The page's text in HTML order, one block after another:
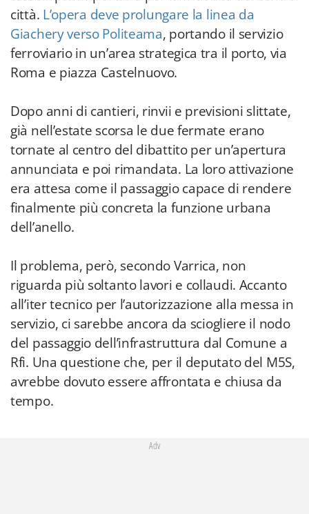
città. L’opera deve prolungare la linea da
Giachery verso Politeama, portando il servizio
ferroviario in un’area strategica tra il porto, via
Roma e piazza Castelnuovo.
Dopo anni di cantieri, rinvii e previsioni slittate,
già nell’estate scorsa le due fermate erano
tornate al centro del dibattito per un’apertura
annunciata e poi rimandata. La loro attivazione
era attesa come il passaggio capace di rendere
finalmente più concreta la funzione urbana
dell’anello.
Il problema, però, secondo Varrica, non
riguarda più soltanto lavori e collaudi. Accanto
all’iter tecnico per l’autorizzazione alla messa in
servizio, ci sarebbe ancora da sciogliere il nodo
del passaggio dell’infrastruttura dal Comune a
Rfi. Una questione che, per il deputato del M5S,
avrebbe dovuto essere affrontata e chiusa da
tempo.
Adv